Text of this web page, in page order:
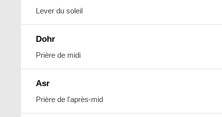
Lever du soleil
Dohr
Prière de midi
Asr
Prière de l'après-mid